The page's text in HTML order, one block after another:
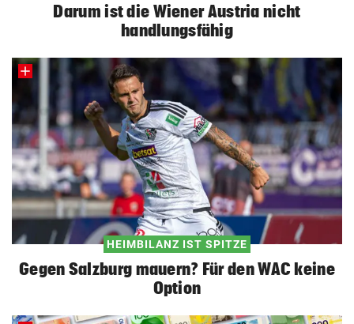
Darum ist die Wiener Austria nicht
handlungsfähig
HEIMBILANZ IST SPITZE
Gegen Salzburg mauern? Für den WAC keine
Option